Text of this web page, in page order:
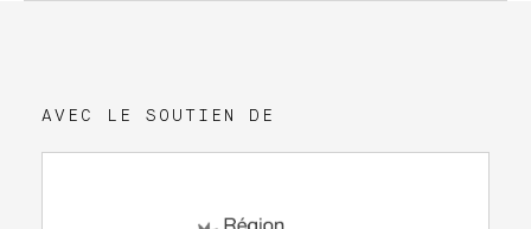
AVEC LE SOUTIEN DE